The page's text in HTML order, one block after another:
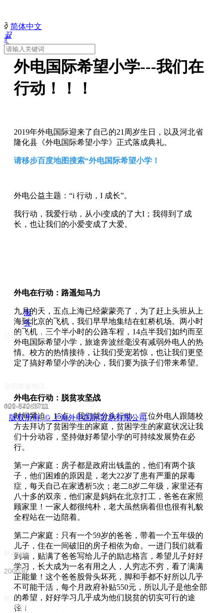
ꀅ 简体中文
끀
ꁲ
首
页
关
于
力
资
源
新
心
产
品
中
平
服
务
ꄙ
外电国际希望小学---我们在
行动！！！
2019年外电国际迎来了自己的21周岁生日，以及河北省
隆化县《外电国际希望小学》正式落成典礼。
请移步百度地图搜索“外电国际希望小学！
外电公益主题：“i 行动，I 成长”。
我行动，我爱行动，从小i变成的了大I；我得到了成
长，也让我们的小爱变成了大爱。
外电在行动：路遥知马力
九月的天，五点上海已经蒙蒙亮了，为了赶上头班从上
海到北京的飞机，我们早早地集结在虹桥机场。两小时
的飞机，三个半小时的公路车程，14点半我们如约而至
外电国际希望小学，旅途奔波丝毫没有减弱外电人的热
情。校方的热情接待，让我们受宠若惊，也让我们更坚
定了搞好希望小学的决心，我们要为孩子们带来希望。
外电在行动：脱贫攻坚战
时间紧迫，15点，我们就分头行动，三位外电人跟随校
方去拜访了贫困学生的家庭，贫困学生的家庭状况让我
们十分动容，坚持做好希望小学的可持续发展势在必
行。
第一户家庭：房子都是政府出钱盖的，他们有两个孩
子，他们困难的原因是，老大22岁了患有严重的尿毒
症，每天自己在家透析5次；老二8岁二年级，家里还有
八十多的双亲，他们家是妈妈在北京打工，爸爸在家照
顾家里！一家人都很纯朴，老大虽然病着但也很有礼貌
全程站在一边陪着。
第二户家庭：只有一个59岁的爸爸，带着一个五年级的
儿子，住在一间破旧的房子相依为命。一进门我们就看
到墙，贴满了爸爸写给儿子的励志格言，希望儿子好好
学习，长大成为一名有用之人，人穷志不穷，看了满满
正能量！这个爸爸股骨头坏死，脚和手都不好所以几乎
不可能干活，每个月政府补贴550元，所以儿子是他全部
的希望，好好学习几乎成为他们脱贫的切实可行的途
径！
公司总部 · 上海
021-64283711
400-820-3711
版权所有  © 上海外电国际贸易有限公司
邮政编码
200030
传真号码
地址